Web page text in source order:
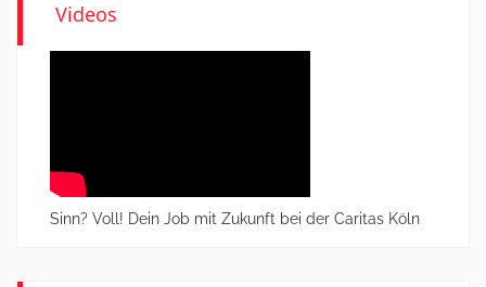
Videos
Sinn? Voll! Dein Job mit Zukunft bei der Caritas Köln